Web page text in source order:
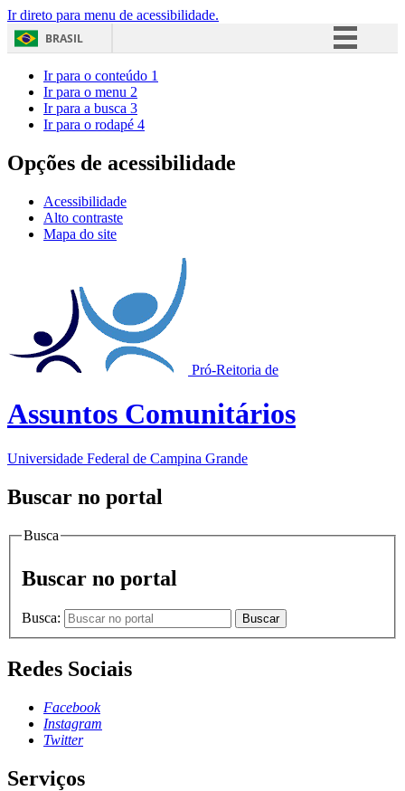
Ir direto para menu de acessibilidade.
BRASIL
Acesso à informação
Ir para o conteúdo 1
Ir para o menu 2
Ir para a busca 3
Ir para o rodapé 4
Opções de acessibilidade
Acessibilidade
Alto contraste
Mapa do site
Pró-Reitoria de
Assuntos Comunitários
Universidade Federal de Campina Grande
Buscar no portal
Busca
Buscar no portal
Busca: Buscar
Redes Sociais
Facebook
Instagram
Twitter
Serviços